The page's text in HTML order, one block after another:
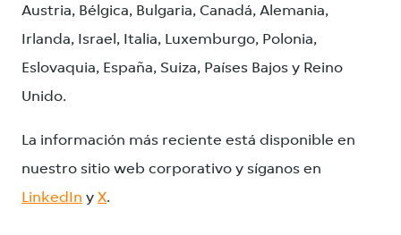
Austria, Bélgica, Bulgaria, Canadá, Alemania,
Irlanda, Israel, Italia, Luxemburgo, Polonia,
Eslovaquia, España, Suiza, Países Bajos y Reino
Unido.
La información más reciente está disponible en
nuestro sitio web corporativo y síganos en
LinkedIn y X.